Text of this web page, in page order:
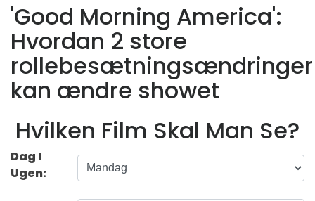
'Good Morning America':
Hvordan 2 store
rollebesætningsændringer
kan ændre showet
Hvilken Film Skal Man Se?
Dag I
Ugen: